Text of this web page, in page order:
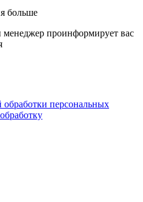
больше
менеджер проинформирует вас
обработки персональных